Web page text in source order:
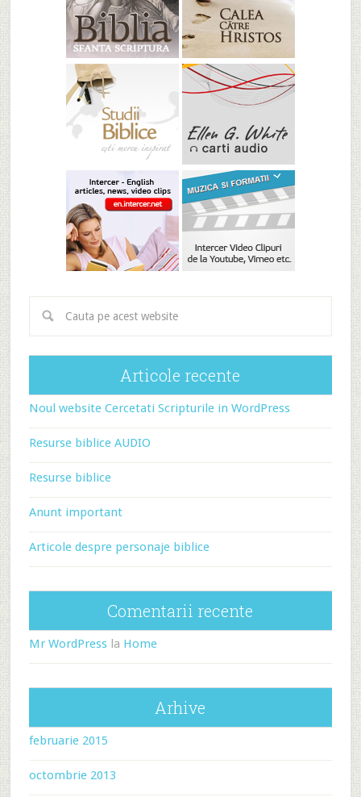
Articole recente
Noul website Cercetati Scripturile in WordPress
Resurse biblice AUDIO
Resurse biblice
Anunt important
Articole despre personaje biblice
Comentarii recente
Mr WordPressla Home
Arhive
februarie 2015
octombrie 2013